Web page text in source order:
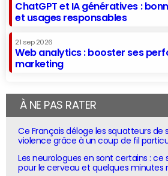
ChatGPT et IA génératives :
et usages responsables
21 sep 2026
Web analytics : booster ses
marketing
À NE PAS RATER
Ce Français déloge les squatteurs de
violence grâce à un coup de fil
Les neurologues en sont certains : ce
pour le cerveau et quelques minutes